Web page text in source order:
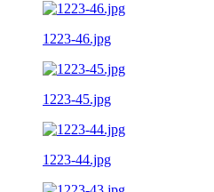
1223-46.jpg
1223-45.jpg
1223-44.jpg